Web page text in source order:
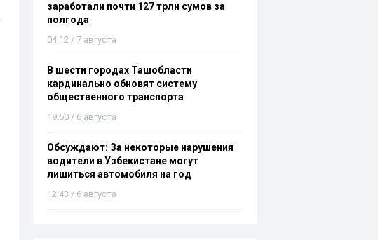
заработали почти 127 трлн сумов за
полгода
04:12 / 7 августа
В шести городах Ташобласти
кардинально обновят систему
общественного транспорта
19:50 / 6 августа
Обсуждают: За некоторые нарушения
водители в Узбекистане могут
лишиться автомобиля на год
12:43 / 6 августа